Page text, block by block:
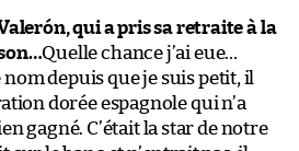
qui a pris sa retraite à la
Quelle chance j’ai eue…
nom depuis que je suis petit, il
dorée espagnole qui n’a
gagné. C’était la star de notre